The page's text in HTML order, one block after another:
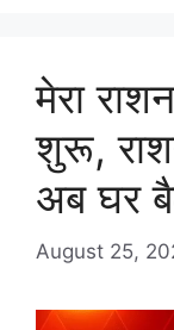
मेरा
शुरू,
अब घर
August 25,